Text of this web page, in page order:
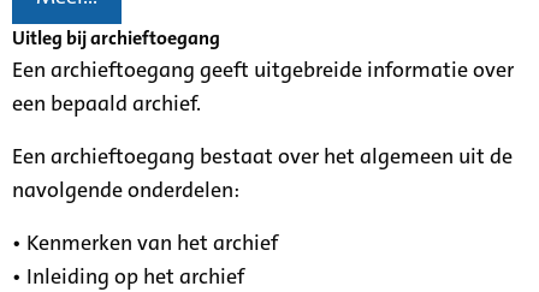
Uitleg bij archieftoegang
Een archieftoegang geeft uitgebreide informatie over
een bepaald archief.
Een archieftoegang bestaat over het algemeen uit de
navolgende onderdelen:
• Kenmerken van het archief
• Inleiding op het archief